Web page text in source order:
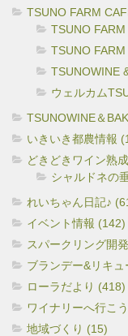
TSUNO FARM
TSUNO
TSUNO
TSUNOWINE
ウェルカム
TSUNOWINE＆
いきいき都農情報
どきどきワイン熟
シャルドネの
れいちゃん日記♪
イベント情報 (142)
スパークリング開
ブランデー&リキ
ローラだより (418)
ワイナリーへ行こ
地域づくり (15)